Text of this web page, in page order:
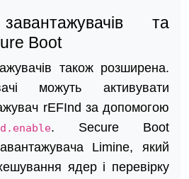
та
Boot
також розширена.
можуть активувати
rEFInd за допомогою
. Secure Boot
Limine, який
ядер і перевірку